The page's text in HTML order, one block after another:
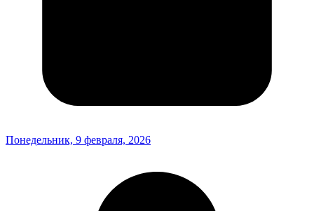
Понедельник, 9 февраля, 2026